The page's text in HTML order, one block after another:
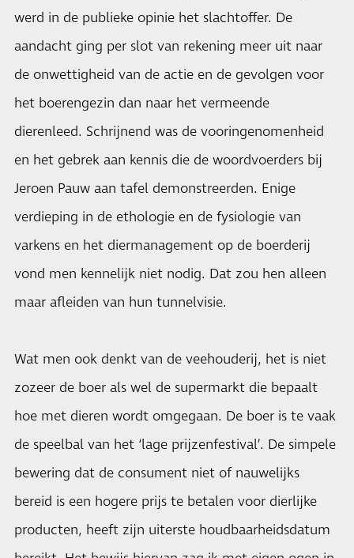
werd in de publieke opinie het slachtoffer. De
aandacht ging per slot van rekening meer uit naar
de onwettigheid van de actie en de gevolgen voor
het boerengezin dan naar het vermeende
dierenleed. Schrijnend was de vooringenomenheid
en het gebrek aan kennis die de woordvoerders bij
Jeroen Pauw aan tafel demonstreerden. Enige
verdieping in de ethologie en de fysiologie van
varkens en het diermanagement op de boerderij
vond men kennelijk niet nodig. Dat zou hen alleen
maar afleiden van hun tunnelvisie.
Wat men ook denkt van de veehouderij, het is niet
zozeer de boer als wel de supermarkt die bepaalt
hoe met dieren wordt omgegaan. De boer is te vaak
de speelbal van het ‘lage prijzenfestival’. De simpele
bewering dat de consument niet of nauwelijks
bereid is een hogere prijs te betalen voor dierlijke
producten, heeft zijn uiterste houdbaarheidsdatum